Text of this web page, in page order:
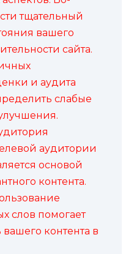
тщательный
вашего
сайта.
и аудита
слабые
аудитории
основой
контента.
слов помогает
контента в